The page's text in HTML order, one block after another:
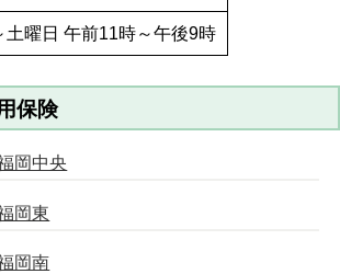
土曜日 午前11時～午後9時
保険
岡中央
岡東
岡南